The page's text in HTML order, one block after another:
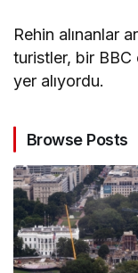
Rehin alınanlar
turistler, bir
yer alıyordu.
Browse Posts